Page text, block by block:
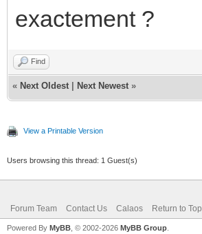
exactement ?
Find
« Next Oldest Next Newest »
View a Printable Version
Users browsing this thread: 1 Guest(s)
Forum Team Contact Us Calaos Return to Top
Powered By MyBB , © 2002-2026 MyBB Group